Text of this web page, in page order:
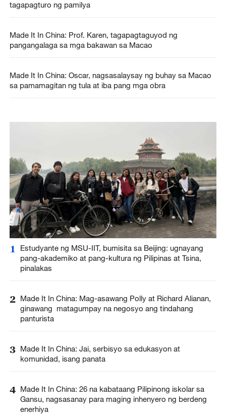
tagapagturo ng pamilya
Made It In China: Prof. Karen, tagapagtaguyod ng
pangangalaga sa mga bakawan sa Macao
Made It In China: Oscar, nagsasalaysay ng buhay sa Macao
sa pamamagitan ng tula at iba pang mga obra
1
Estudyante ng MSU-IIT, bumisita sa Beijing: ugnayang
pang-akademiko at pang-kultura ng Pilipinas at Tsina,
pinalakas
2 Made It In China: Mag-asawang Polly at Richard Alianan,
ginawang matagumpay na negosyo ang tindahang
panturista
3 Made It In China: Jai, serbisyo sa edukasyon at
komunidad, isang panata
4 Made It In China: 26 na kabataang Pilipinong iskolar sa
Gansu, nagsasanay para maging inhenyero ng berdeng
enerhiya